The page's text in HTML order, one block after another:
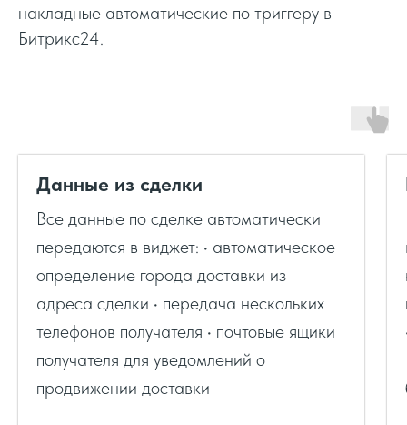
накладные автоматические по триггеру в
Битрикс24.
Данные из сделки
Все данные по сделке автоматически
передаются в виджет: • автоматическое
определение города доставки из
адреса сделки • передача нескольких
телефонов получателя • почтовые ящики
получателя для уведомлений о
продвижении доставки